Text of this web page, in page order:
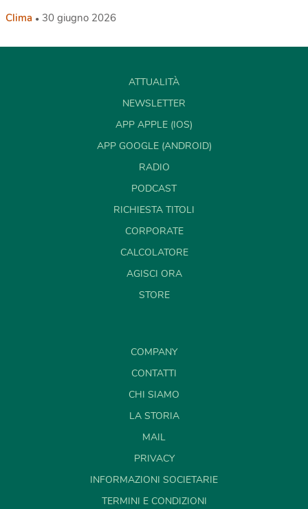
Clima 30 giugno 2026
ATTUALITÀ
NEWSLETTER
APP APPLE (IOS)
APP GOOGLE (ANDROID)
RADIO
PODCAST
RICHIESTA TITOLI
CORPORATE
CALCOLATORE
AGISCI ORA
STORE
COMPANY
CONTATTI
CHI SIAMO
LA STORIA
MAIL
PRIVACY
INFORMAZIONI SOCIETARIE
TERMINI E CONDIZIONI